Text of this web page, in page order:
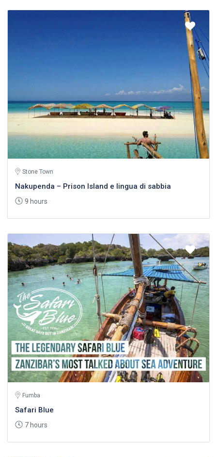
Stone Town
Nakupenda – Prison Island e lingua di sabbia
9 hours
Fumba
Safari Blue
7 hours